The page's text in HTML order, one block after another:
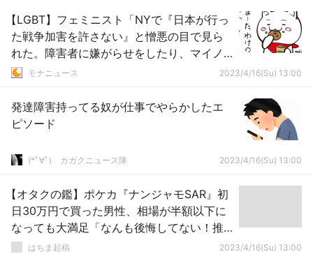
【LGBT】フェミニスト「NYで『日本が行っ
た戦争加害を許さない』と憎悪の目で見ら
れた。障害者に嫌がらせをしたり、マイノ
リティに当然の権利を与えるのを嫌がって
モナニュース 2023/4/16(Su) 13:00
発達障害持ってる奴が仕事でやらかしたエ
ピソード
(*ﾟ∀ﾟ)ゞカガクニュース隊 2023/4/16(Su) 13:00
【オタクの鑑】ポケカ『ナンジャモSAR』初
日30万円で買った男性、相場が半額以下に
なっても大満足「なんも後悔してない！推
しを早く招きたい！」
はちま起稿 2023/4/16(Su) 13:00